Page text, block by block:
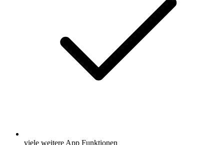
viele weitere App Funktionen